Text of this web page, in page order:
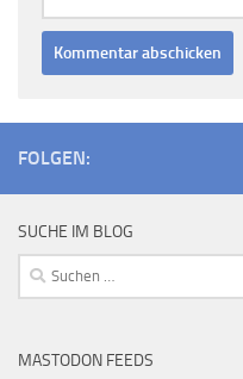
FOLGEN:
SUCHE IM BLOG
Suchen
nach:
MASTODON FEEDS